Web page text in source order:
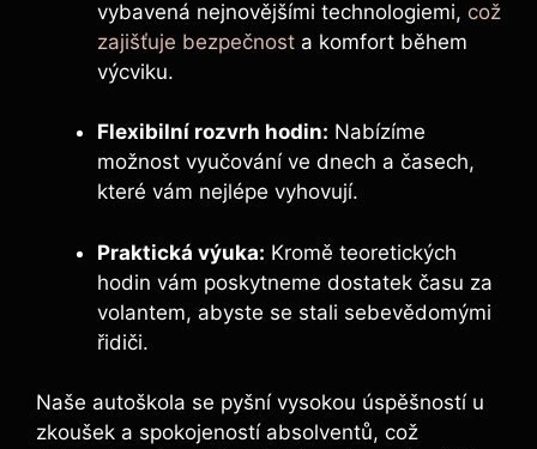
vybavená nejnovějšími technologiemi, ⁤ což
zajišťuje bezpečnost a komfort během
výcviku.
Flexibilní rozvrh‍ hodin: Nabízíme
možnost vyučování ve ‌dnech a ‌časech, ​
které vám nejlépe vyhovují.
Praktická výuka: Kromě teoretických
hodin vám poskytneme dostatek času za
volantem, abyste se stali sebevědomými
‍řidiči.
Naše autoškola‍ se pyšní vysokou ⁣úspěšností u
zkoušek a spokojeností absolventů, což